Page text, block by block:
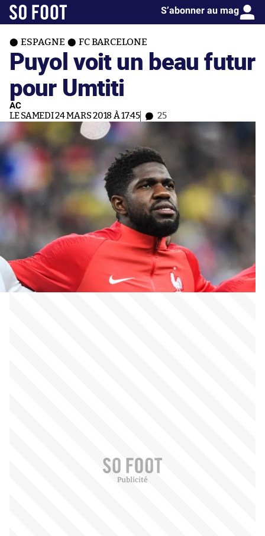
S’abonner au mag
ESPAGNE FC BARCELONE
Puyol voit un beau futur
pour Umtiti
AC
LE SAMEDI 24 MARS 2018 À 17:45 25